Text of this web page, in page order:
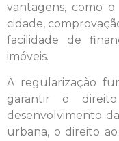
vantagens, como o
cidade,
facilidade de
imóveis.
A regularização
garantir o
desenvolvimento
urbana, o direito